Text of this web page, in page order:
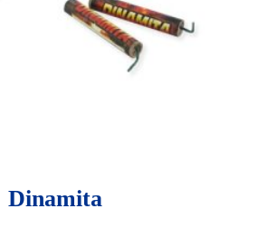
Dinamita